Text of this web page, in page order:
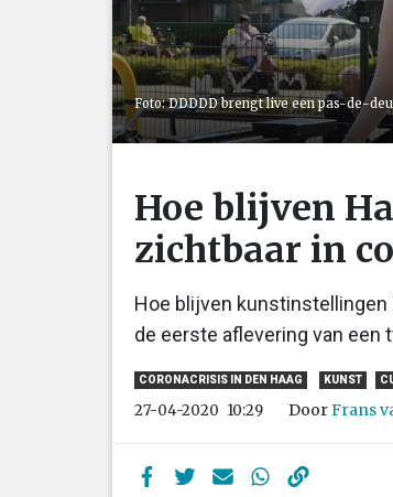
Foto: DDDDD brengt live een pas-de-
Hoe blijven
zichtbaar in
Hoe blijven kunstinstellingen
de eerste aflevering van een
CORONACRISIS IN DEN HAAG KUNST
27-04-2020 10:29 DoorFrans